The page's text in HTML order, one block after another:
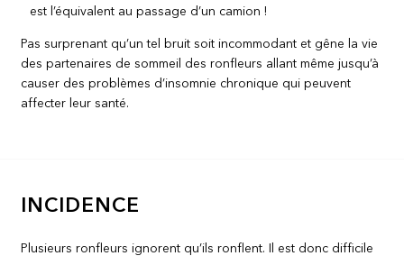
est l’équivalent au passage d’un camion !
Pas surprenant qu’un tel bruit soit incommodant et gêne la vie
des partenaires de sommeil des ronfleurs allant même jusqu’à
causer des problèmes d’insomnie chronique qui peuvent
affecter leur santé.
INCIDENCE
Plusieurs ronfleurs ignorent qu’ils ronflent. Il est donc difficile